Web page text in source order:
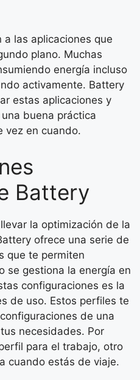
las aplicaciones que
plano. Muchas
energía incluso
activamente. Battery
estas aplicaciones y
buena práctica
vez en cuando.
Battery
la optimización de la
ofrece una serie de
que te permiten
se gestiona la energía en
configuraciones es la
de uso. Estos perfiles te
de una
necesidades. Por
para el trabajo, otro
cuando estás de viaje.